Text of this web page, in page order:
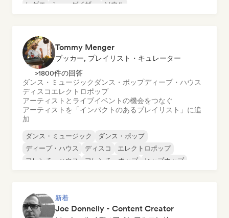
レゲエ
シューゲイザー ソウル
Tommy Menger
ブッカー, プレイリスト・キュレーター
>1800件の回答
ダンス・ミュージック ダンス・ポップディープ・ハウス
ディスコエレクトロポップ
アーティストとライブイベントの機会をつなぐ
アーティストを「インパクトのあるプレイリスト」に追
加
ダンス・ミュージック
ダンス・ポップ
ディープ・ハウス
ディスコ
エレクトロポップ
フレンチ・ハウス
フレンチ・ポップ ヒップホップ
新着
Joe Donnelly - Content Creator